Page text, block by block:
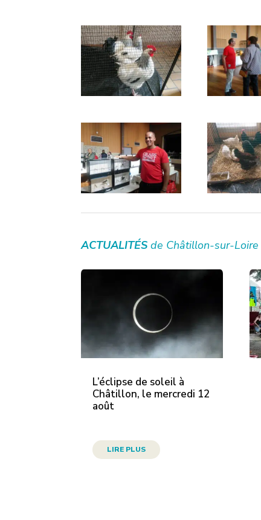
ACTUALITÉS de Châtillon-sur-Loire
L’éclipse de soleil à
Châtillon, le mercredi 12
août
LIRE PLUS